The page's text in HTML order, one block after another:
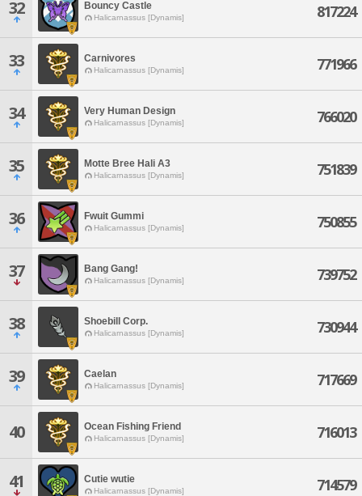
32 Bouncy Castle
Halicarnassus [Dynamis] 817224
33 Carnivores
Halicarnassus [Dynamis] 771966
34 Very Human Design
Halicarnassus [Dynamis] 766020
35 Motte Bree Hali A3
Halicarnassus [Dynamis] 751839
36 Fwuit Gummi
Halicarnassus [Dynamis] 750855
37 Bang Gang!
Halicarnassus [Dynamis] 739752
38 Shoebill Corp.
Halicarnassus [Dynamis] 730944
39 Caelan
Halicarnassus [Dynamis] 717669
40 Ocean Fishing Friend
Halicarnassus [Dynamis] 716013
41 Cutie wutie
Halicarnassus [Dynamis] 714579